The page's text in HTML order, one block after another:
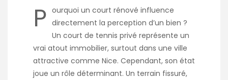
P ourquoi un court rénové influence
directement la perception d’un bien ?
Un court de tennis privé représente un
vrai atout immobilier, surtout dans une ville
attractive comme Nice. Cependant, son état
joue un rôle déterminant. Un terrain fissuré,